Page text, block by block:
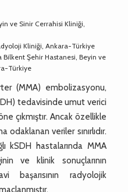
ve Sinir Cerrahisi Kliniği,
Kliniği, Ankara-Türkiye
Bilkent Şehir Hastanesi, Beyin ve
Türkiye
(MMA) embolizasyonu,
tedavisinde umut verici
çıkmıştır. Ancak özellikle
odaklanan veriler sınırlıdır.
kSDH hastalarında MMA
ve klinik sonuçlarının
başarısının radyolojik